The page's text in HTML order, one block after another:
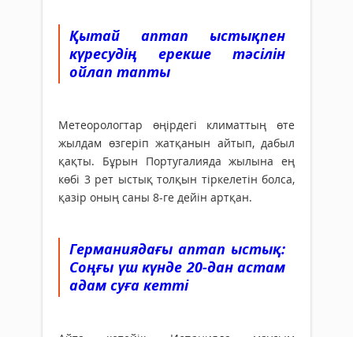
Қытай аптап ыстықпен
күресудің ерекше тәсілін
ойлап тапты
Метеорологтар өңірдегі климаттың өте
жылдам өзгеріп жатқанын айтып, дабыл
қақты. Бұрын Португалияда жылына ең
көбі 3 рет ыстық толқын тіркелетін болса,
қазір оның саны 8-ге дейін артқан.
Германиядағы аптап ыстық:
Соңғы үш күнде 20-дан астам
адам суға кетті